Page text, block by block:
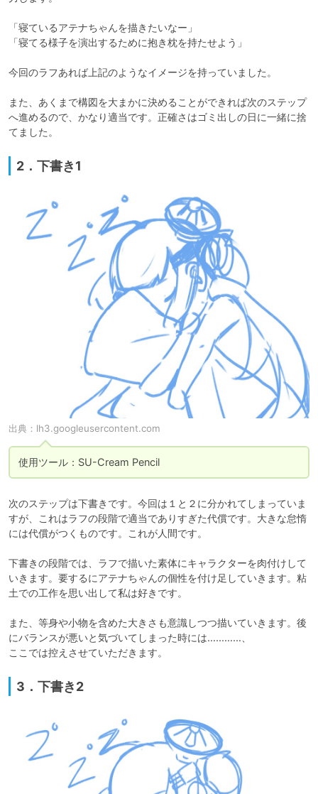
「寝ているアテナちゃんを描きたいなー」
「寝てる様子を演出するために抱き枕を持たせよう」
今回のラフあれば上記のようなイメージを持っていました。
また、あくまで構図を大まかに決めることができれば次のステップ
へ進めるので、かなり適当です。正確さはゴミ出しの日に一緒に捨
2．下書き1
出典： lh3.googleusercontent.com
使用ツール：SU-Cream Pencil
次のステップは下書きです。今回は１と２に分かれてしまっていま
すが、これはラフの段階で適当でありすぎた代償です。大きな怠惰
には代償がつくものです。これが人間です。
下書きの段階では、ラフで描いた素体にキャラクターを肉付けして
いきます。要するにアテナちゃんの個性を付け足していきます。粘
土での工作を思い出して私は好きです。
また、等身や小物を含めた大きさも意識しつつ描いていきます。後
にバランスが悪いと気づいてしまった時には…………、
ここでは控えさせていただきます。
3．下書き2